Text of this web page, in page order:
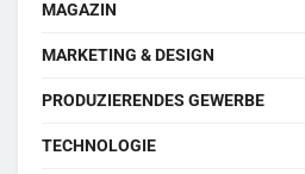
MAGAZIN
MARKETING & DESIGN
PRODUZIERENDES GEWERBE
TECHNOLOGIE